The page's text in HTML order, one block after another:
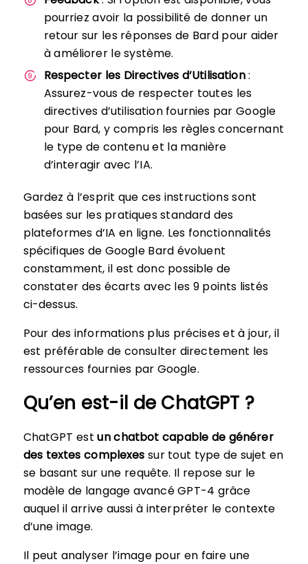
pourriez avoir la possibilité de donner un
retour sur les réponses de Bard pour aider
à améliorer le système.
Respecter les Directives d’Utilisation:
Assurez-vous de respecter toutes les
directives d’utilisation fournies par Google
pour Bard, y compris les règles concernant
le type de contenu et la manière
d’interagir avec l’IA.
Gardez à l’esprit que ces instructions sont
basées sur les pratiques standard des
plateformes d’IA en ligne. Les fonctionnalités
spécifiques de Google Bard évoluent
constamment, il est donc possible de
constater des écarts avec les 9 points listés
ci-dessus.
Pour des informations plus précises et à jour, il
est préférable de consulter directement les
ressources fournies par Google.
Qu’en est-il de ChatGPT ?
ChatGPT estun chatbot capable de générer
des textes complexes sur tout type de sujet en
se basant sur une requête. Il repose sur le
modèle de langage avancé GPT-4 grâce
auquel il arrive aussi à interpréter le contexte
d’une image.
Il peut analyser l’image pour en faire une